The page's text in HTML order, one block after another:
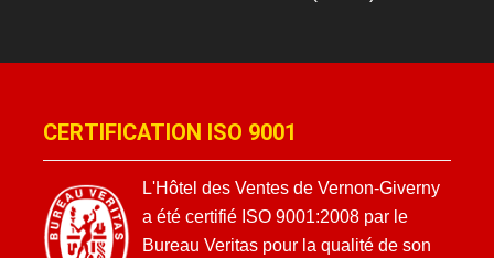
CERTIFICATION ISO 9001
L'Hôtel des Ventes de Vernon-Giverny
a été certifié ISO 9001:2008 par le
Bureau Veritas pour la qualité de son